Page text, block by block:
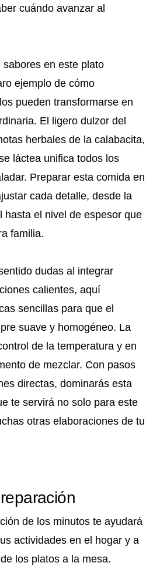
cuándo avanzar al
en este plato
ejemplo de cómo
pueden transformarse en
El ligero dulzor del
herbales de la calabacita,
láctea unifica todos los
Preparar esta comida en
cada detalle, desde la
hasta el nivel de espesor que
familia.
dudas al integrar
calientes, aquí
sencillas para que el
suave y homogéneo. La
de la temperatura y en
de mezclar. Con pasos
directas, dominarás esta
te servirá no solo para este
otras elaboraciones de tu
de los minutos te ayudará
actividades en el hogar y a
los platos a la mesa.